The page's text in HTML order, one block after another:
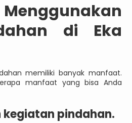
di Eka
memiliki banyak manfaat.
manfaat yang bisa Anda
kegiatan pindahan.